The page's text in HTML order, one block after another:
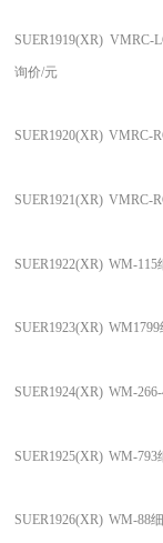
SUER1919(XR) VMRC-
询价/元
SUER1920(XR) VMRC-
SUER1921(XR) VMRC-
SUER1922(XR) WM-115
SUER1923(XR) WM1799
SUER1924(XR) WM-266-
SUER1925(XR) WM-793
SUER1926(XR) WM-88